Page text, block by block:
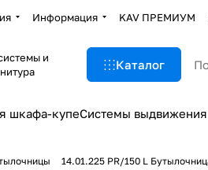
Информация KAV ПРЕМИУМ
и
Каталог
шкафа-купеСистемы выдвижения
14.01.225 PR/150 L